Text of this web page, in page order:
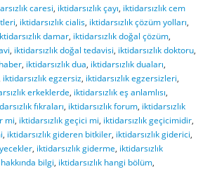
caresi iktidarsızlık çayı iktidarsızlık cem
iktidarsızlık cialis iktidarsızlık çözüm yolları
damar iktidarsızlık doğal çözüm
iktidarsızlık doğal tedavisi iktidarsızlık doktoru
iktidarsızlık dua iktidarsızlık duaları
iktidarsızlık egzersiz iktidarsızlık egzersizleri
erkeklerde iktidarsızlık eş anlamlısı
fıkraları iktidarsızlık forum iktidarsızlık
mi iktidarsızlık geçici mi iktidarsızlık geçicimidir
iktidarsızlık gideren bitkiler iktidarsızlık giderici
iktidarsızlık giderme iktidarsızlık
bilgi iktidarsızlık hangi bölüm